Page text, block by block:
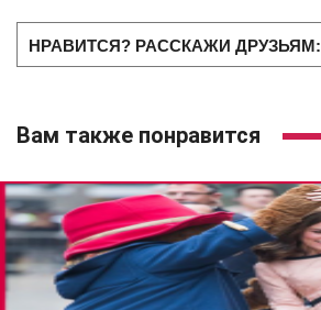
НРАВИТСЯ? РАССКАЖИ ДРУЗЬЯМ:
Вам также понравится